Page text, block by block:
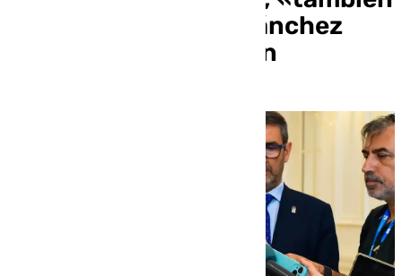
del PSOE», piden a Sánchez
retirar el cupo catalán